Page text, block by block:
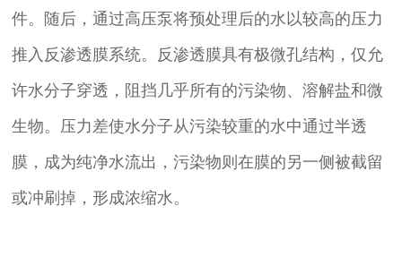
件。随后，通过高压泵将预处理后的水以较高的压力
推入反渗透膜系统。反渗透膜具有极微孔结构，仅允
许水分子穿透，阻挡几乎所有的污染物、溶解盐和微
生物。压力差使水分子从污染较重的水中通过半透
膜，成为纯净水流出，污染物则在膜的另一侧被截留
或冲刷掉，形成浓缩水。